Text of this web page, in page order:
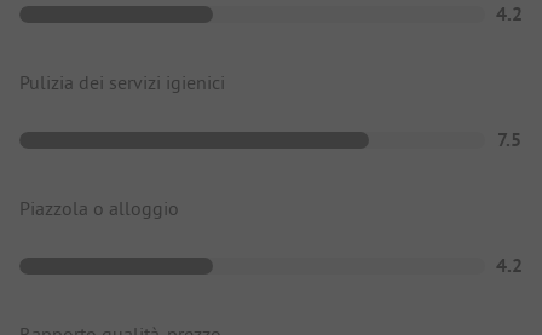
4.2
Pulizia dei servizi igienici
7.5
Piazzola o alloggio
4.2